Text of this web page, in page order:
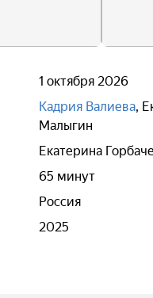
1 октября 2026
Кадрия Валиева,
Малыгин
Екатерина
65 минут
Россия
2025